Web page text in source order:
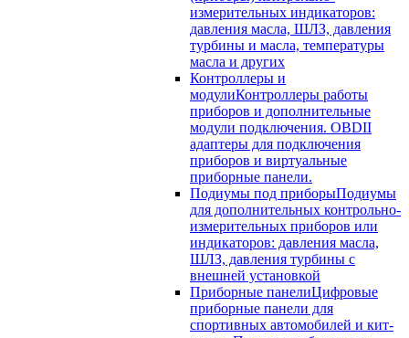
измерительных индикаторов:
давления масла, ШЛЗ, давления
турбины и масла, температуры
масла и других
Контроллеры и
модулиКонтроллеры работы
приборов и дополнительные
модули подключения. OBDII
адаптеры для подключения
приборов и виртуальные
приборные панели.
Подиумы под приборыПодиумы
для дополнительных контрольно-
измерительных приборов или
индикаторов: давления масла,
ШЛЗ, давления турбины с
внешней установкой
Приборные панелиЦифровые
приборные панели для
спортивных автомобилей и кит-